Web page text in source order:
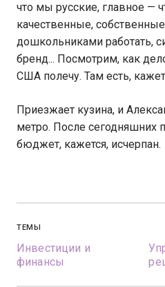
что мы русские, главное —
качественные,
дошкольниками работать,
бренд... Посмотрим, как
США полечу. Там есть,
Приезжает кузина, и
метро. После сегодняшних
бюджет, кажется, исчерпан.
ТЕМЫ
Инвестиции и
финансы